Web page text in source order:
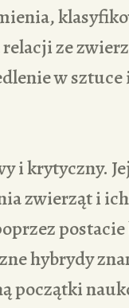
ze
w
i krytyczny.
zwierząt i
postacie
hybrydy
początki